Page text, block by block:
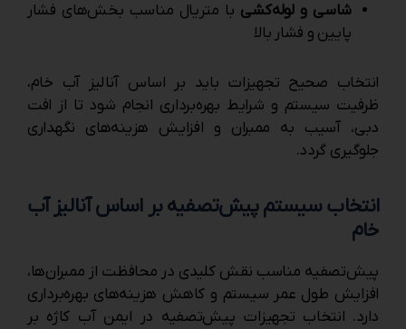
شاسی و لوله‌کشی با متریال مناسب بخش‌های فشار
پایین و فشار بالا
انتخاب صحیح تجهیزات باید بر اساس آنالیز آب خام،
ظرفیت سیستم و شرایط بهره‌برداری انجام شود تا از افت
دبی، آسیب به ممبران و افزایش هزینه‌های نگهداری
جلوگیری گردد.
انتخاب سیستم پیش‌تصفیه بر اساس آنالیز آب
خام
پیش‌تصفیه مناسب نقش کلیدی در محافظت از ممبران‌ها،
افزایش طول عمر سیستم و کاهش هزینه‌های بهره‌برداری
دارد. انتخاب تجهیزات پیش‌تصفیه در ایمن آب کاژه بر